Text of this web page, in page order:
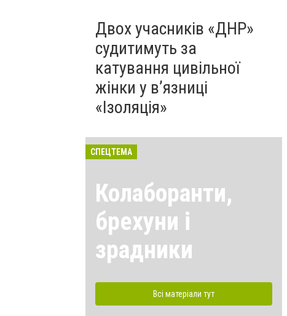
Двох учасників «ДНР»
судитимуть за
катування цивільної
жінки у в’язниці
«Ізоляція»
СПЕЦТЕМА
Колаборанти,
брехуни і
зрадники
Всі матеріали тут